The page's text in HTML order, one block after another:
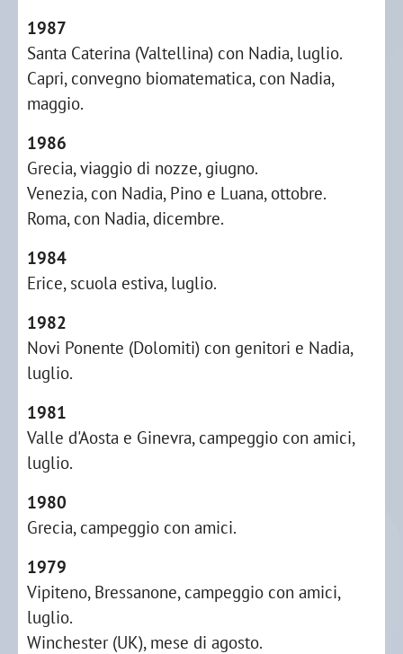
1987
Santa Caterina (Valtellina) con Nadia, luglio.
Capri, convegno biomatematica, con Nadia,
maggio.
1986
Grecia, viaggio di nozze, giugno.
Venezia, con Nadia, Pino e Luana, ottobre.
Roma, con Nadia, dicembre.
1984
Erice, scuola estiva, luglio.
1982
Novi Ponente (Dolomiti) con genitori e Nadia,
luglio.
1981
Valle d'Aosta e Ginevra, campeggio con amici,
luglio.
1980
Grecia, campeggio con amici.
1979
Vipiteno, Bressanone, campeggio con amici,
luglio.
Winchester (UK), mese di agosto.